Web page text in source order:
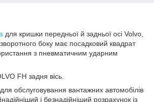
для кришки передньої й задньої осі Volvo,
боку має посадковий квадрат
з пневматичним ударним
FH задня вісь.
обслуговування вантажних автомобілів
і безнадійніший розрахунок із